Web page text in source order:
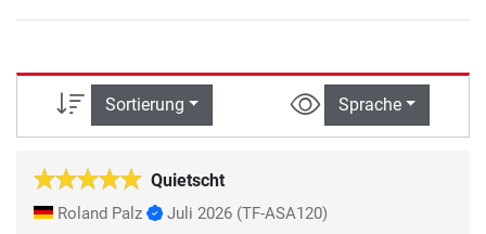
Sortierung Sprache
Quietscht
Roland Palz Juli 2026 (TF-ASA120)